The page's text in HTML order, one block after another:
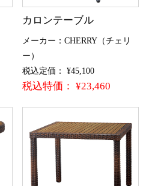
カロンテーブル
メーカー：CHERRY（チェリ
ー）
税込定価： ¥45,100
税込特価： ¥23,460